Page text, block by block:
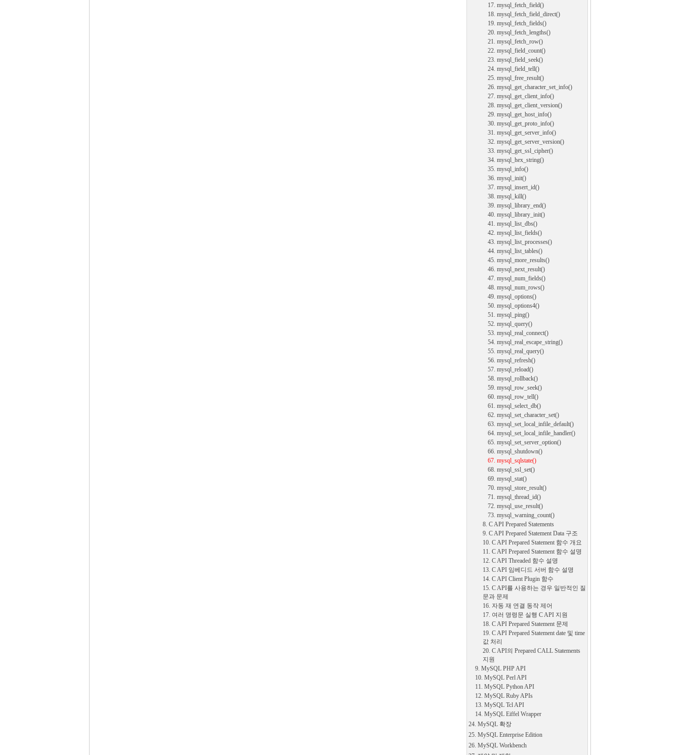
17. mysql_fetch_field()
18. mysql_fetch_field_direct()
19. mysql_fetch_fields()
20. mysql_fetch_lengths()
21. mysql_fetch_row()
22. mysql_field_count()
23. mysql_field_seek()
24. mysql_field_tell()
25. mysql_free_result()
26. mysql_get_character_set_info()
27. mysql_get_client_info()
28. mysql_get_client_version()
29. mysql_get_host_info()
30. mysql_get_proto_info()
31. mysql_get_server_info()
32. mysql_get_server_version()
33. mysql_get_ssl_cipher()
34. mysql_hex_string()
35. mysql_info()
36. mysql_init()
37. mysql_insert_id()
38. mysql_kill()
39. mysql_library_end()
40. mysql_library_init()
41. mysql_list_dbs()
42. mysql_list_fields()
43. mysql_list_processes()
44. mysql_list_tables()
45. mysql_more_results()
46. mysql_next_result()
47. mysql_num_fields()
48. mysql_num_rows()
49. mysql_options()
50. mysql_options4()
51. mysql_ping()
52. mysql_query()
53. mysql_real_connect()
54. mysql_real_escape_string()
55. mysql_real_query()
56. mysql_refresh()
57. mysql_reload()
58. mysql_rollback()
59. mysql_row_seek()
60. mysql_row_tell()
61. mysql_select_db()
62. mysql_set_character_set()
63. mysql_set_local_infile_default()
64. mysql_set_local_infile_handler()
65. mysql_set_server_option()
66. mysql_shutdown()
67. mysql_sqlstate()
68. mysql_ssl_set()
69. mysql_stat()
70. mysql_store_result()
71. mysql_thread_id()
72. mysql_use_result()
73. mysql_warning_count()
8. C API Prepared Statements
9. C API Prepared Statement Data 구조
10. C API Prepared Statement 함수 개요
11. C API Prepared Statement 함수 설명
12. C API Threaded 함수 설명
13. C API 임베디드 서버 함수 설명
14. C API Client Plugin 함수
15. C API를 사용하는 경우 일반적인 질
문과 문제
16. 자동 재 연결 동작 제어
17. 여러 명령문 실행 C API 지원
18. C API Prepared Statement 문제
19. C API Prepared Statement date 및 time
값 처리
20. C API의 Prepared CALL Statements
지원
9. MySQL PHP API
10. MySQL Perl API
11. MySQL Python API
12. MySQL Ruby APIs
13. MySQL Tcl API
14. MySQL Eiffel Wrapper
24. MySQL 확장
25. MySQL Enterprise Edition
26. MySQL Workbench